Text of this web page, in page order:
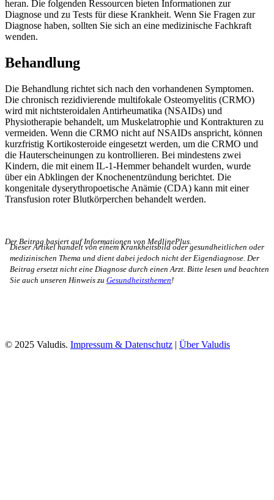
heran. Die folgenden Ressourcen bieten Informationen zur
Diagnose und zu Tests für diese Krankheit. Wenn Sie Fragen zur
Diagnose haben, sollten Sie sich an eine medizinische Fachkraft
wenden.
Behandlung
Die Behandlung richtet sich nach den vorhandenen Symptomen.
Die chronisch rezidivierende multifokale Osteomyelitis (CRMO)
wird mit nichtsteroidalen Antirheumatika (NSAIDs) und
Physiotherapie behandelt, um Muskelatrophie und Kontrakturen zu
vermeiden. Wenn die CRMO nicht auf NSAIDs anspricht, können
kurzfristig Kortikosteroide eingesetzt werden, um die CRMO und
die Hauterscheinungen zu kontrollieren. Bei mindestens zwei
Kindern, die mit einem IL-1-Hemmer behandelt wurden, wurde
über ein Abklingen der Knochenentzündung berichtet. Die
kongenitale dyserythropoetische Anämie (CDA) kann mit einer
Transfusion roter Blutkörperchen behandelt werden.
Der Beitrag basiert auf Informationen von MedlinePlus.
Dieser Artikel handelt von einem Krankheitsbild oder gesundheitlichen oder
medizinischen Thema und dient dabei jedoch nicht der Eigendiagnose. Der
Beitrag ersetzt nicht eine Diagnose durch einen Arzt. Bitte lesen und beachten
Sie auch unseren Hinweis zu Gesundheitsthemen!
© 2025 Valudis. Impressum & Datenschutz | Über Valudis